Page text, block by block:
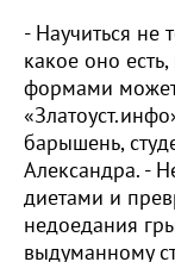
- Научиться не
какое оно
формами
барышень,
Александра. -
диетами и
недоедания
выдуманному